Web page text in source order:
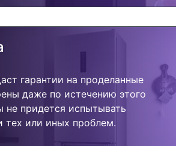
гарантии на проделанные
даже по истечению этого
придется испытывать
тех или иных проблем.